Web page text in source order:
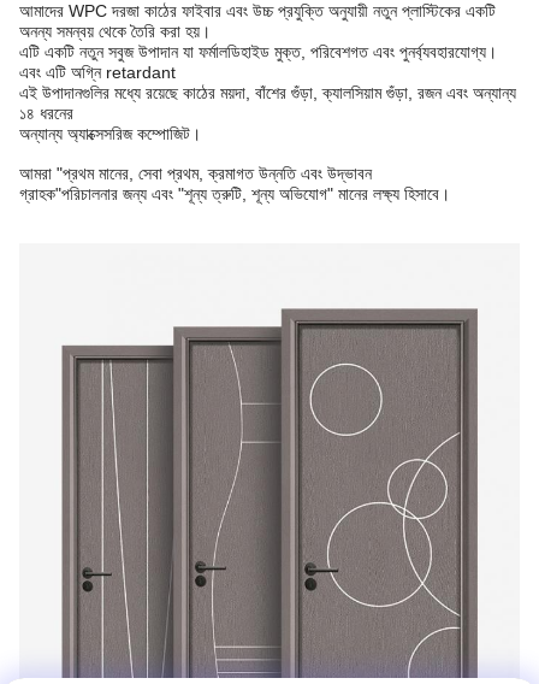
আমাদের WPC দরজা কাঠের ফাইবার এবং উচ্চ প্রযুক্তি অনুযায়ী নতুন প্লাস্টিকের একটি
অনন্য সমন্বয় থেকে তৈরি করা হয়।
এটি একটি নতুন সবুজ উপাদান যা ফর্মালডিহাইড মুক্ত, পরিবেশগত এবং পুনর্ব্যবহারযোগ্য।
এবং এটি অগ্নি retardant
এই উপাদানগুলির মধ্যে রয়েছে কাঠের ময়দা, বাঁশের গুঁড়া, ক্যালসিয়াম গুঁড়া, রজন এবং অন্যান্য
১৪ ধরনের
অন্যান্য অ্যাক্সেসরিজ কম্পোজিট।
আমরা "প্রথম মানের, সেবা প্রথম, ক্রমাগত উন্নতি এবং উদ্ভাবন
গ্রাহক"পরিচালনার জন্য এবং "শূন্য ত্রুটি, শূন্য অভিযোগ" মানের লক্ষ্য হিসাবে।